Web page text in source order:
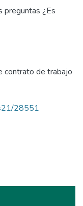
preguntas ¿Es
contrato de trabajo
28551